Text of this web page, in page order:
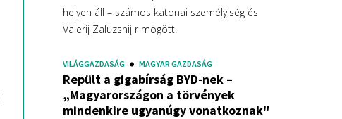
helyen áll – számos katonai személyiség és
Valerij Zaluzsnij r mögött.
VILÁGGAZDASÁG MAGYAR GAZDASÁG
Repült a gigabírság BYD-nek –
„Magyarországon a törvények
mindenkire ugyanúgy vonatkoznak"